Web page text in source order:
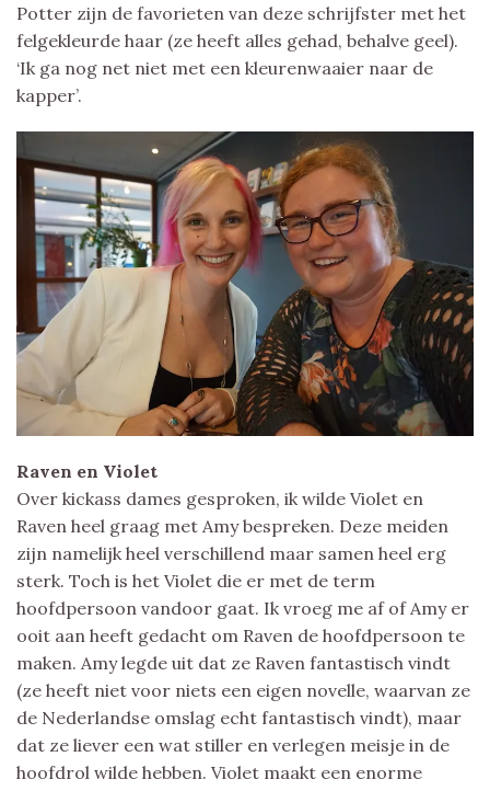
Potter zijn de favorieten van deze schrijfster met het
felgekleurde haar (ze heeft alles gehad, behalve geel).
‘Ik ga nog net niet met een kleurenwaaier naar de
kapper’.
Raven en Violet
Over kickass dames gesproken, ik wilde Violet en
Raven heel graag met Amy bespreken. Deze meiden
zijn namelijk heel verschillend maar samen heel erg
sterk. Toch is het Violet die er met de term
hoofdpersoon vandoor gaat. Ik vroeg me af of Amy er
ooit aan heeft gedacht om Raven de hoofdpersoon te
maken. Amy legde uit dat ze Raven fantastisch vindt
(ze heeft niet voor niets een eigen novelle, waarvan ze
de Nederlandse omslag echt fantastisch vindt), maar
dat ze liever een wat stiller en verlegen meisje in de
hoofdrol wilde hebben. Violet maakt een enorme